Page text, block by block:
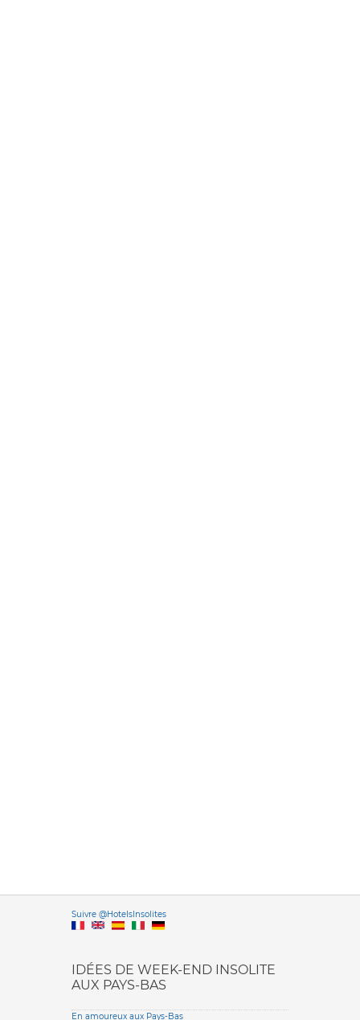
Suivre @HotelsInsolitesVersione
IDÉES DE WEEK-END INSOLITE
AUX PAYS-BAS
En amoureux aux Pays-Bas